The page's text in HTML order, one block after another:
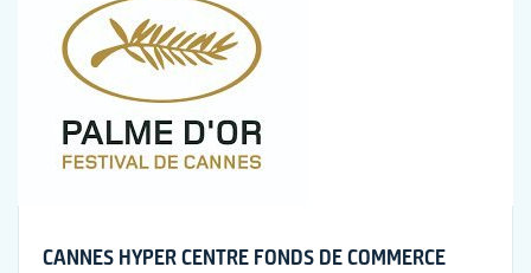
CANNES HYPER CENTRE FONDS DE COMMERCE